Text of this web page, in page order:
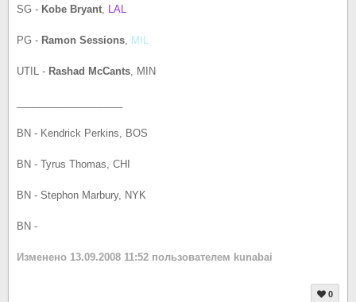
SG - Kobe Bryant, LAL
PG - Ramon Sessions, MIL
UTIL - Rashad McCants, MIN
BN - Kendrick Perkins, BOS
BN - Tyrus Thomas, CHI
BN - Stephon Marbury, NYK
BN -
Изменено 13.09.2008 11:52 пользователем kunabai
0